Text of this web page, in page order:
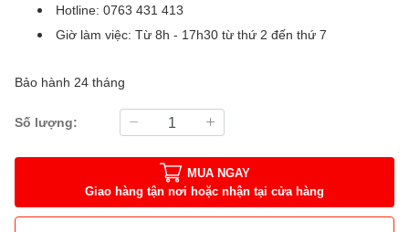
Hotline: 0763 431 413
Giờ làm việc: Từ 8h - 17h30 từ thứ 2 đến thứ 7
Bảo hành 24 tháng
Số lượng:
MUA NGAY
Giao hàng tận nơi hoặc nhận tại cửa hàng